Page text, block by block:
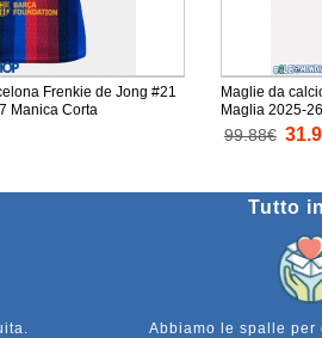
Frenkie de Jong #21
Manica Corta
Maglie da
Maglia 2025-
99.88€
Tutto
Abbiamo le spalle per